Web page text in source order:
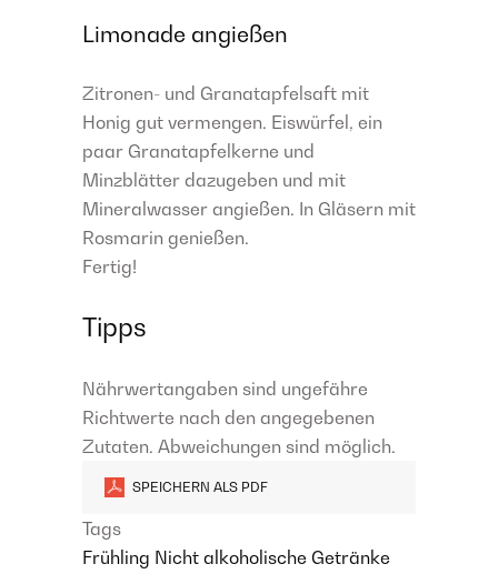
Limonade angießen
Zitronen- und Granatapfelsaft mit
Honig gut vermengen. Eiswürfel, ein
paar Granatapfelkerne und
Minzblätter dazugeben und mit
Mineralwasser angießen. In Gläsern mit
Rosmarin genießen.​
Fertig!
Tipps
Nährwertangaben sind ungefähre
Richtwerte nach den angegebenen
Zutaten. Abweichungen sind möglich.
SPEICHERN ALS PDF
Tags
Frühling Nicht alkoholische Getränke